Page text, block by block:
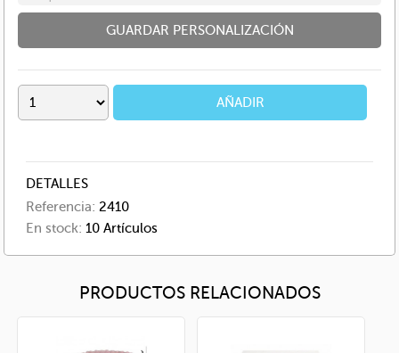
GUARDAR PERSONALIZACIÓN
AÑADIR
DETALLES
Referencia: 2410
En stock: 10 Artículos
PRODUCTOS RELACIONADOS